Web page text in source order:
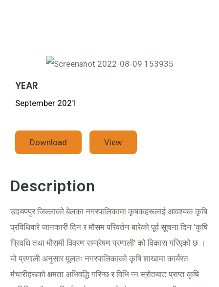
YEAR
September 2021
Download View
Description
उदयपपुर जिल्लाको बेलका नगरपालिकामा कृषकहरूलाई आवश्यक कृषि
प्रविधिबारे जानकारी दिन र मौसम परिवर्तन बारेको पूर्व सूचना दिन ‘कृषि
प्रिवधि तथा मौसमी विवरण सम्प्रेषण प्रणाली’ को विकास गरिएको छ ।
यो प्रणाली अनुसार मूलतः नगरपालिकाको कृषि शाखामा कार्यरत
र्मचारीहरूको क्षमता अभिवद्धि गरिन्छ र विभि न्न स्रोतबाट प्राप्त कृषि